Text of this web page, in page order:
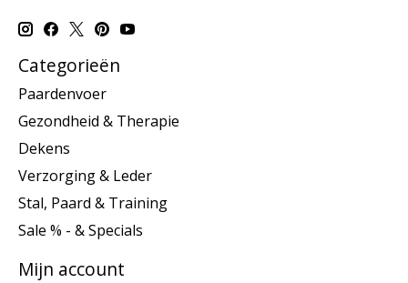
Categorieën
Paardenvoer
Gezondheid & Therapie
Dekens
Verzorging & Leder
Stal, Paard & Training
Sale % - & Specials
Mijn account